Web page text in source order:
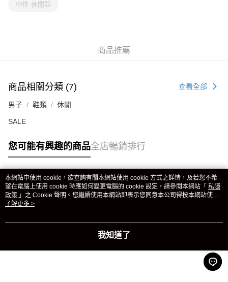
中性 休閒鞋
商品推薦
商品相關分類 (7) 查看全部
男子 鞋類 休閒
SALE
您可能有興趣的商品全店暢銷排行
熱門標籤
熱銷排行
本網站中使用 cookie，欲查詢有關本網站使用 cookie 方式之詳情，及若您不希
望在電腦上使用 cookie 時應如何變更電腦的 cookie 設定，請參閱本網站「 私隱
政策 」之 Cookie 聲明。您繼續使用本網站即表示您同意本公司得按本網站使用
條款之 Cookie 聲明使用 cookie。
了解更多 >
我知道了